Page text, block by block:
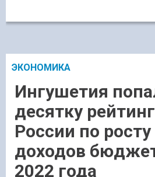
ЭКОНОМИКА
Ингушетия
десятку
России по
доходов
2022 года